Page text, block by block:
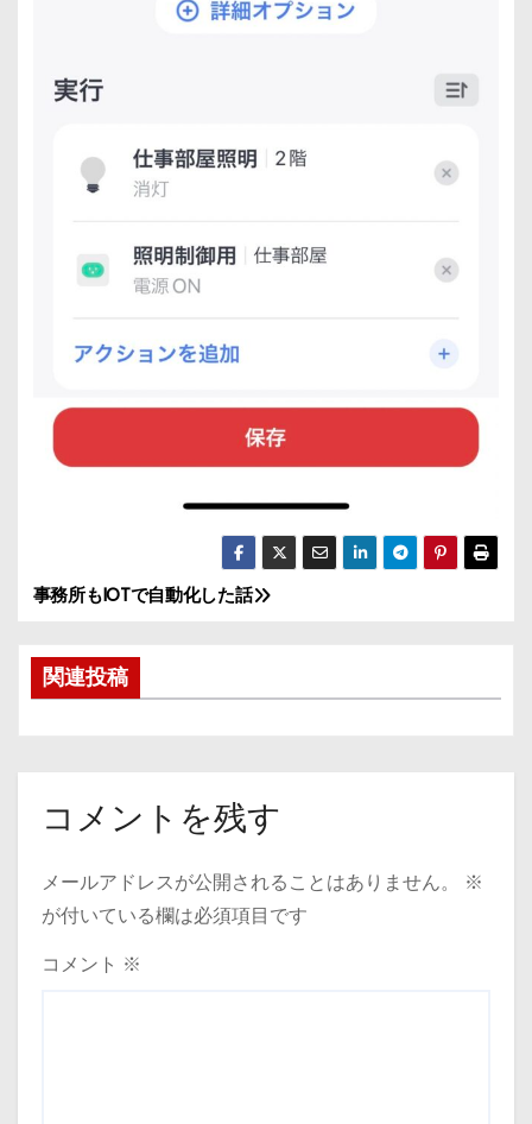
投
稿
ナ
ゲ
シ
ョ
事務所もIOTで自動化した話
関連投稿
コメントを残す
メールアドレスが公開されることはありません。
※
が付いている欄は必須項目です
コメント ※